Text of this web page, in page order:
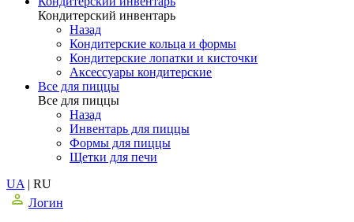
Кондитерский инвентарь
Назад
Кондитерские кольца и формы
Кондитерские лопатки и кисточки
Аксессуары кондитерские
Все для пиццы
Все для пиццы
Назад
Инвентарь для пиццы
Формы для пиццы
Щетки для печи
UA | RU
Логин